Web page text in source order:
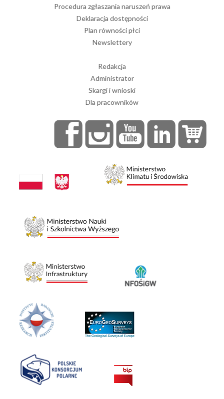
Procedura zgłaszania naruszeń prawa
Deklaracja dostępności
Plan równości płci
Newslettery
Redakcja
Administrator
Skargi i wnioski
Dla pracowników